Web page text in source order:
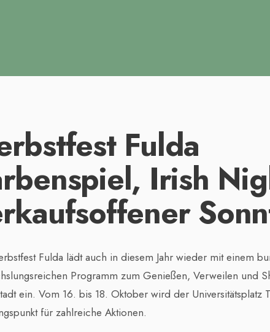
Fulda
Irish
Fulda lädt auch in diesem Jahr wieder mit einem
Programm zum Genießen, Verweilen und
ein. Vom 16. bis 18. Oktober wird der Universitätsplatz
für zahlreiche Aktionen.